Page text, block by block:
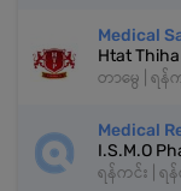
Medical
Htat
တာမွေ | ရန်
Medical
I.S.M.O
ရန်ကင်း | ရ